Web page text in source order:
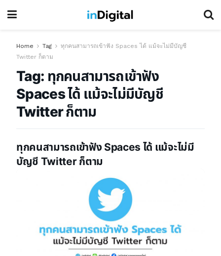
Home Tag
ทุกคนสามารถเข้าฟัง Spaces ได้ แม้จะไม่มีบัญชี
Twitter ก็ตาม
Tag: ทุกคนสามารถเข้าฟัง
Spaces ได้ แม้จะไม่มีบัญชี
Twitter ก็ตาม
ทุกคนสามารถเข้าฟัง Spaces ได้ แม้จะไม่มี
บัญชี Twitter ก็ตาม